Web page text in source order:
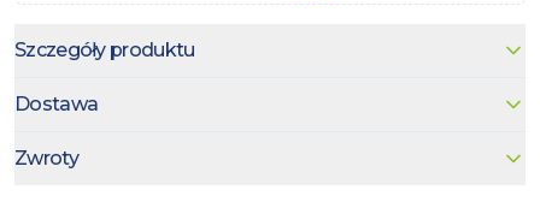
Szczegóły produktu
Dostawa
Zwroty